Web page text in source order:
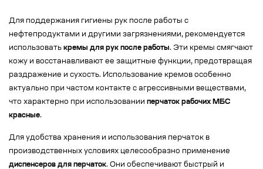
Для поддержания гигиены рук после работы с
нефтепродуктами и другими загрязнениями, рекомендуется
использовать кремы для рук после работы. Эти кремы смягчают
кожу и восстанавливают ее защитные функции, предотвращая
раздражение и сухость. Использование кремов особенно
актуально при частом контакте с агрессивными веществами,
что характерно при использовании перчаток рабочих МБС
красные.
Для удобства хранения и использования перчаток в
производственных условиях целесообразно применение
диспенсеров для перчаток. Они обеспечивают быстрый и